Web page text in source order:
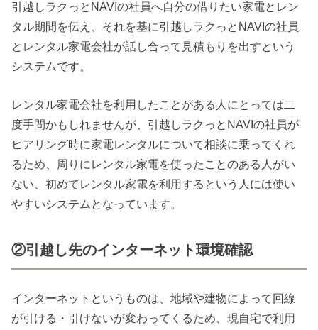
引越しラクっとNAVIの社員へ自分の借りたい家電とレン
タル期間を伝え、それを基に引越しラクっとNAVIの社員
とレンタル家電会社が話し合って見積もりを出すという
システムです。
レンタル家電会社を利用したことがある人にとっては二
度手間かもしれませんが、引越しラクっとNAVIの社員が
ヒアリング時に家電レンタルについて相談に乗ってくれ
るため、周りにレンタル家電を使ったことのある人がい
ない、初めてレンタル家電を利用するという人には使い
やすいシステムとなっています。
②引越し先のインターネット環境確認
インターネットというものは、地域や建物によって回線
が引ける・引けないが変わってくるため、現自宅で利用